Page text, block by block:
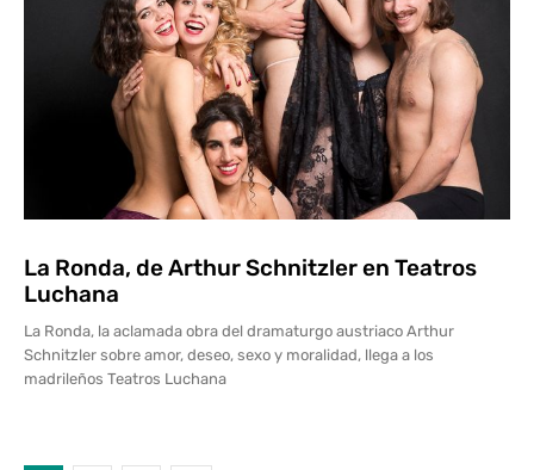
La Ronda, de Arthur Schnitzler en Teatros
Luchana
La Ronda, la aclamada obra del dramaturgo austriaco Arthur
Schnitzler sobre amor, deseo, sexo y moralidad, llega a los
madrileños Teatros Luchana